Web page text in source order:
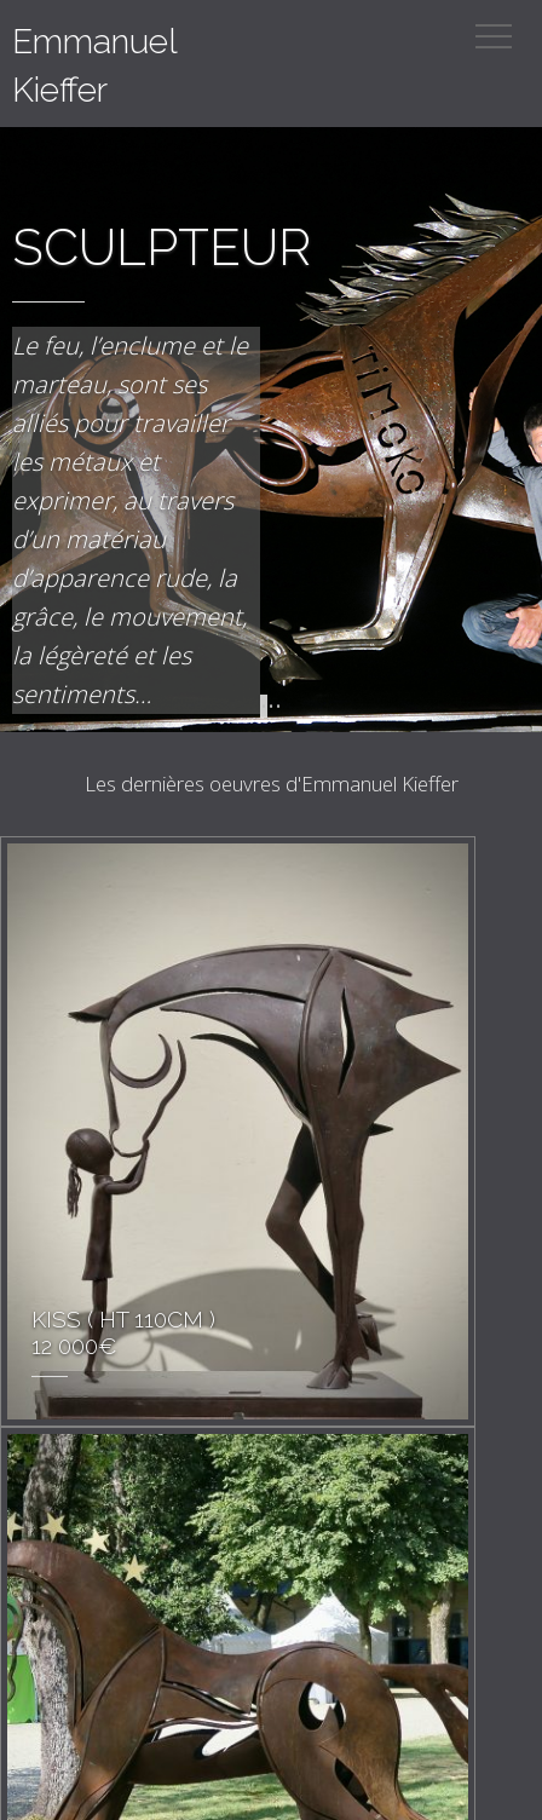
Emmanuel
Kieffer
SCULPTEUR
Le feu, l’enclume et le
marteau, sont ses
alliés pour travailler
les métaux et
exprimer, au travers
d’un matériau
d’apparence rude, la
grâce, le mouvement,
la légèreté et les
sentiments…
• •
Les dernières oeuvres d'Emmanuel Kieffer
KISS ( HT 110CM )
12 000€